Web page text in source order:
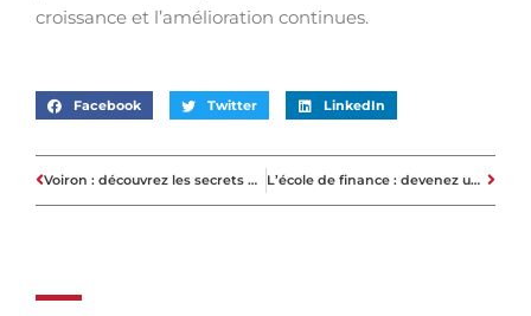
croissance et l’amélioration continues.
Facebook Twitter LinkedIn
Voiron : découvrez les secrets des promoteurs immobiliers qui transforment la ville L’école de finance : devenez un expert en finance